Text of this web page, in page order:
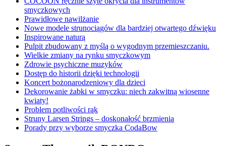
smyczkowych
Prawidłowe nawilżanie
Nowe modele strunociągów dla bardziej otwartego dźwięku
Inspirowane naturą
Pulpit zbudowany z myślą o wygodnym przemieszczaniu.
Wielkie zmiany na rynku smyczkowym
Zdrowie psychiczne muzyków
Dostęp do historii dzięki technologii
Koncert bożonarodzeniowy dla dzieci
Dekorowanie żabki w smyczku: niech zakwitną wiosenne
kwiaty!
Problem potliwości rąk
Struny Larsen Strings – doskonałość brzmienia
Porady przy wyborze smyczka CodaBow